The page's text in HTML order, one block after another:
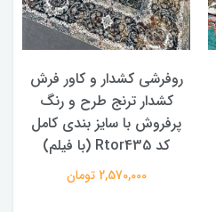
روفرشی کشدار و کاور فرش
کشدار ترنج طرح و رنگ
پرفروش با سایز بندی کامل
کد Rtor435 (با فیلم)
2,570,000 تومان